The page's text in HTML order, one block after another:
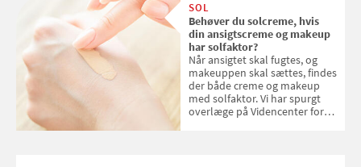
SOL
Behøver du solcreme, hvis
din ansigtscreme og makeup
har solfaktor?
Når ansigtet skal fugtes, og
makeuppen skal sættes, findes
der både creme og makeup
med solfaktor. Vi har spurgt
overlæge på Videncenter for